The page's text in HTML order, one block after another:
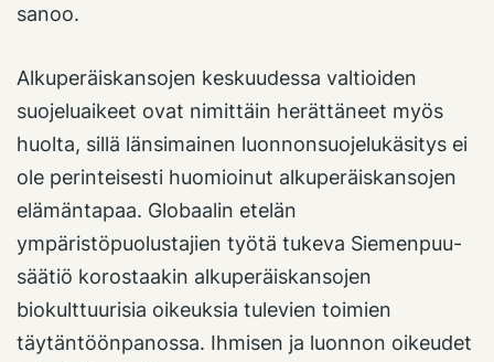
sanoo.
Alkuperäiskansojen keskuudessa valtioiden
suojeluaikeet ovat nimittäin herättäneet myös
huolta, sillä länsimainen luonnonsuojelukäsitys ei
ole perinteisesti huomioinut alkuperäiskansojen
elämäntapaa. Globaalin etelän
ympäristöpuolustajien työtä tukeva Siemenpuu-
säätiö korostaakin alkuperäiskansojen
biokulttuurisia oikeuksia tulevien toimien
täytäntöönpanossa. Ihmisen ja luonnon oikeudet